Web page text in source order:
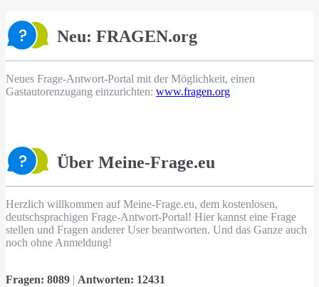
Neu: FRAGEN.org
Neues Frage-Antwort-Portal mit der Möglichkeit, einen
Gastautorenzugang einzurichten: www.fragen.org
Über Meine-Frage.eu
Herzlich willkommen auf Meine-Frage.eu, dem kostenlosen,
deutschsprachigen Frage-Antwort-Portal! Hier kannst eine Frage
stellen und Fragen anderer User beantworten. Und das Ganze auch
noch ohne Anmeldung!
Fragen: 8089 | Antworten: 12431